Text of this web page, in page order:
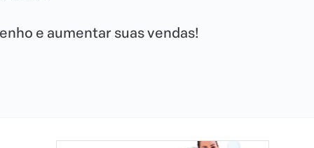
e aumentar suas vendas!